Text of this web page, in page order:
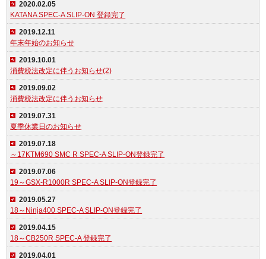
2020.02.05
KATANA SPEC-A SLIP-ON 登録完了
2019.12.11
年末年始のお知らせ
2019.10.01
消費税法改定に伴うお知らせ(2)
2019.09.02
消費税法改定に伴うお知らせ
2019.07.31
夏季休業日のお知らせ
2019.07.18
～17KTM690 SMC R SPEC-A SLIP-ON登録完了
2019.07.06
19～GSX-R1000R SPEC-A SLIP-ON登録完了
2019.05.27
18～Ninja400 SPEC-A SLIP-ON登録完了
2019.04.15
18～CB250R SPEC-A 登録完了
2019.04.01